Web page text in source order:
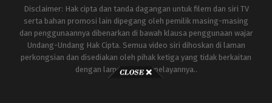
Disclaimer: Hak cipta dan tanda dagangan untuk filem dan siri TV
serta bahan promosi lain dipegang oleh pemilik masing-masing
dan penggunaannya dibenarkan di bawah klausa penggunaan wajar
Undang-Undang Hak Cipta. Semua video siri dihoskan di laman
perkongsian dan disediakan oleh pihak ketiga yang tidak berkaitan
dengan laman ini atau pelayannya..